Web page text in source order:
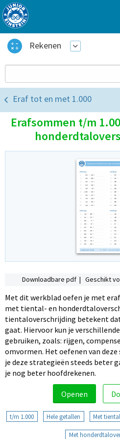
Rekenen
Eraf tot en met 1.000
Erafsommen t/m
Downloadbare pdf | Geschikt
Met dit werkblad oefen je met
met tiental- en
tientaloverschrijding betekent
gaat. Hiervoor kun je
gebruiken, zoals: rijgen,
omvormen. Het oefenen van
je deze strategieën steeds beter
je nog beter hoofdrekenen.
Openen
t/m 1.000 Hele getallen Met
Met